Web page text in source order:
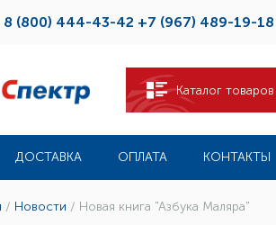
8 (800) 444-43-42 +7 (967) 489-19-18
Каталог товаров
ДОСТАВКА ОПЛАТА КОНТАКТЫ
/ Новости / Новая книга "Азбука Маляра"